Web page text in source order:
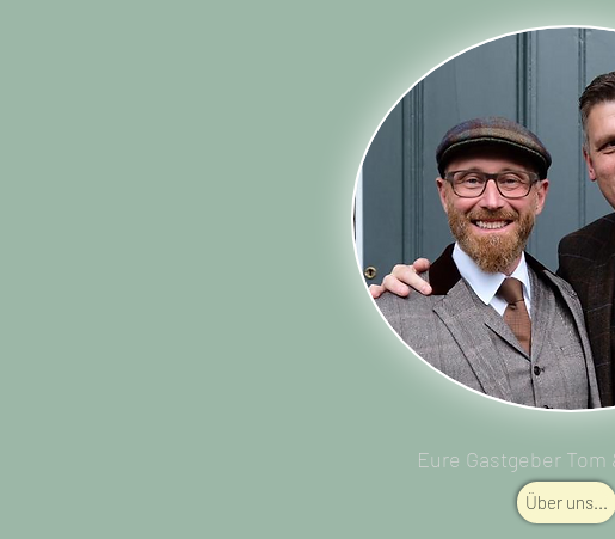
Eure Gastgeber Tom
Über uns...